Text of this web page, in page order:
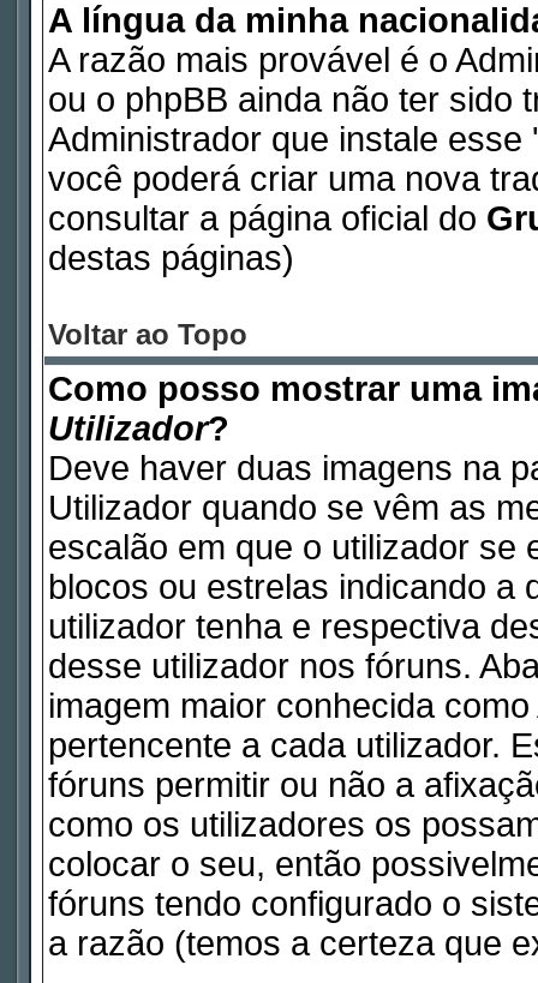
A língua da minha
A razão mais provável é o
ou o phpBB ainda não ter sido
Administrador que instale
você poderá criar uma nova
consultar a página oficial do
destas páginas)
Voltar ao Topo
Como posso mostrar uma
Utilizador?
Deve haver duas imagens na
Utilizador quando se vêm as
escalão em que o utilizador se
blocos ou estrelas indicando a
utilizador tenha e respectiva
desse utilizador nos fóruns.
imagem maior conhecida
pertencente a cada utilizador.
fóruns permitir ou não a
como os utilizadores os
colocar o seu, então
fóruns tendo configurado o
a razão (temos a certeza que